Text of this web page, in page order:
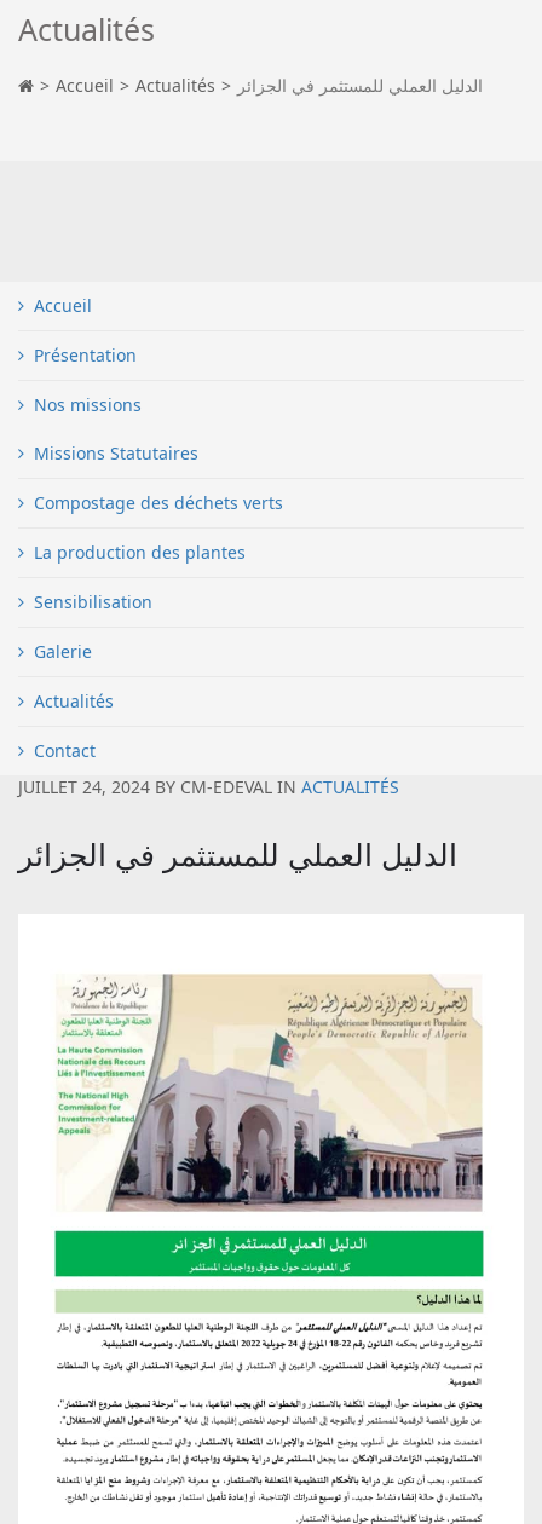
Actualités
Accueil Actualités الدليل العملي للمستثمر في الجزائر
Accueil
Présentation
Nos missions
Missions Statutaires
Compostage des déchets verts
La production des plantes
Sensibilisation
Galerie
Actualités
Contact
JUILLET 24, 2024 BY CM-EDEVAL IN ACTUALITÉS
الدليل العملي للمستثمر في الجزائر